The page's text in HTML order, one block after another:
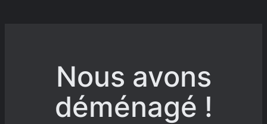
Nous avons
déménagé !